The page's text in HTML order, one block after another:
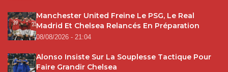
Manchester United Freine Le PSG, Le Real
Madrid Et Chelsea Relancés En Préparation
08/08/2026 - 21:04
Alonso Insiste Sur La Souplesse Tactique Pour
Faire Grandir Chelsea